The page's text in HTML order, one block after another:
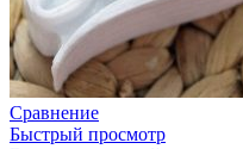
Сравнение
Быстрый просмотр